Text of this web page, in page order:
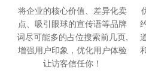
将企业的核心价值、差异化卖
点、吸引眼球的宣传语等品牌
词尽可能多的占位搜索前几页,
增强用户印象，优化用户体验
让访客信任你！